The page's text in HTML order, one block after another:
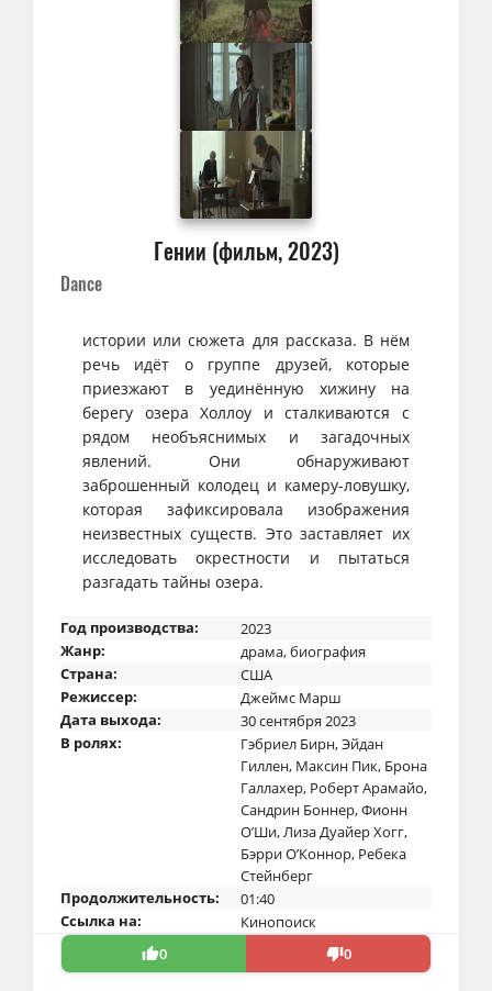
Гении (фильм, 2023)
Dance
истории или сюжета для рассказа. В нём
речь идёт о группе друзей, которые
приезжают в уединённую хижину на
берегу озера Холлоу и сталкиваются с
рядом необъяснимых и загадочных
явлений. Они обнаруживают
заброшенный колодец и камеру-ловушку,
которая зафиксировала изображения
неизвестных существ. Это заставляет их
исследовать окрестности и пытаться
разгадать тайны озера.
Год производства:
2023
Жанр:
драма,биография
Страна:
США
Режиссер:
Джеймс Марш
Дата выхода:
30 сентября 2023
В ролях:
Гэбриел Бирн,Эйдан
Гиллен, Максин Пик, Брона
Галлахер, Роберт Арамайо,
Сандрин Боннер,Фионн
О’Ши,Лиза Дуайер Хогг,
Бэрри О’Коннор, Ребека
Стейнберг
Продолжительность:
01:40
Ссылка на:
Кинопоиск
0
0